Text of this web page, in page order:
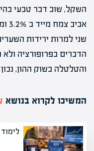
השקל, שוב דבר טבעי
שני למרות ירידות
הדברים בפרופורציה ולא
והטלטלה בשוק ההון,
המשיכו לקרוא בנושא